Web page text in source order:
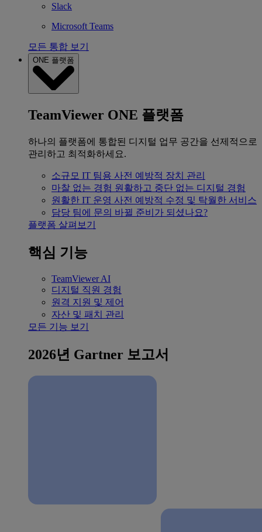
Slack
Microsoft Teams
모든 통합 보기
ONE 플랫폼
TeamViewer ONE 플랫폼
하나의 플랫폼에 통합된 디지털 업무 공간을 선제적으로
관리하고 최적화하세요.
소규모 IT 팀용 사전 예방적 장치 관리
마찰 없는 경험 원활하고 중단 없는 디지털 경험
원활한 IT 운영 사전 예방적 수정 및 탁월한 서비스
담당 팀에 문의 바뀔 준비가 되셨나요?
플랫폼 살펴보기
핵심 기능
TeamViewer AI
디지털 직원 경험
원격 지원 및 제어
자산 및 패치 관리
모든 기능 보기
2026년 Gartner 보고서